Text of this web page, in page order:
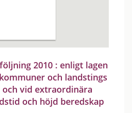
2010 : enligt lagen
och landstings
vid extraordinära
och höjd beredskap